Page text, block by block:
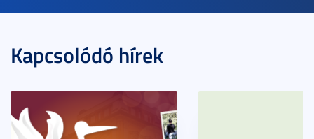
Kapcsolódó hírek